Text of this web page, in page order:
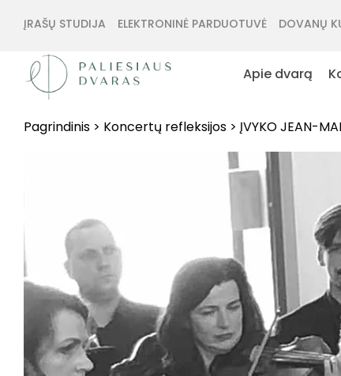
ĮRAŠŲ STUDIJA ELEKTRONINĖ PARDUOTUVĖ DOVANŲ
Apie dvarą
Pagrindinis > Koncertų refleksijos > ĮVYKO JEAN-